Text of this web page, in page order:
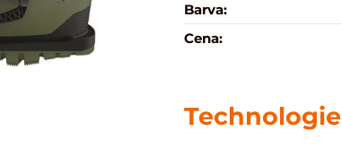
Barva:
Cena:
Technologie